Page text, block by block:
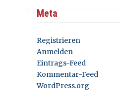
Meta
Registrieren
Anmelden
Eintrags-Feed
Kommentar-Feed
WordPress.org